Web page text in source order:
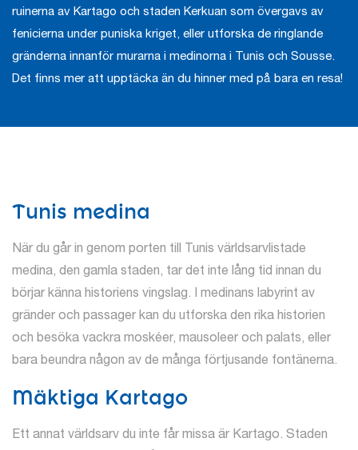
ruinerna av Kartago och staden Kerkuan som övergavs av
fenicierna under puniska kriget, eller utforska de ringlande
gränderna innanför murarna i medinorna i Tunis och Sousse.
Det finns mer att upptäcka än du hinner med på bara en resa!
Tunis medina
När du går in genom porten till Tunis världsarvlistade
medina, den gamla staden, tar det inte lång tid innan du
börjar känna historiens vingslag. I medinans labyrint av
gränder och passager kan du utforska den rika historien
och besöka vackra moskéer, mausoleer och palats, eller
bara beundra någon av de många förtjusande fontänerna.
Mäktiga Kartago
Ett annat världsarv du inte får missa är Kartago. Staden